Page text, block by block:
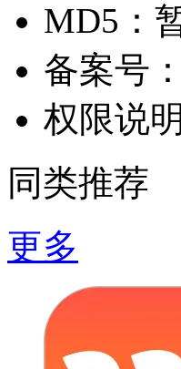
MD5：
备案号：
权限说明
同类推荐
更多